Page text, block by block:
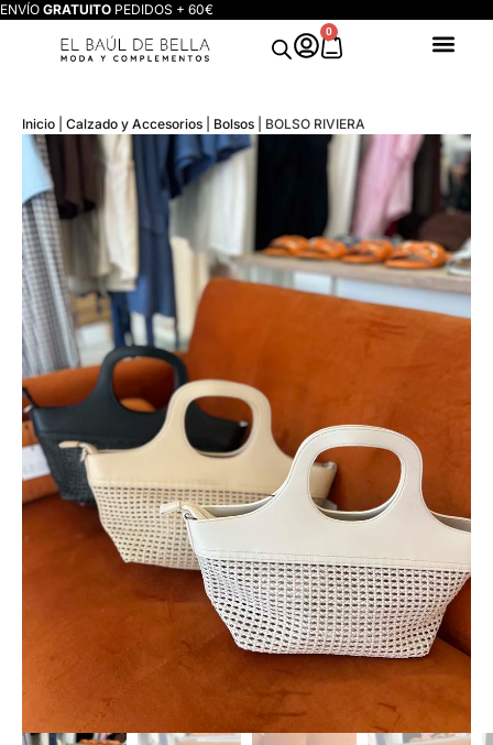
ENVÍO GRATUITO PEDIDOS + 60€
0
Inicio Calzado y Accesorios Bolsos BOLSO RIVIERA